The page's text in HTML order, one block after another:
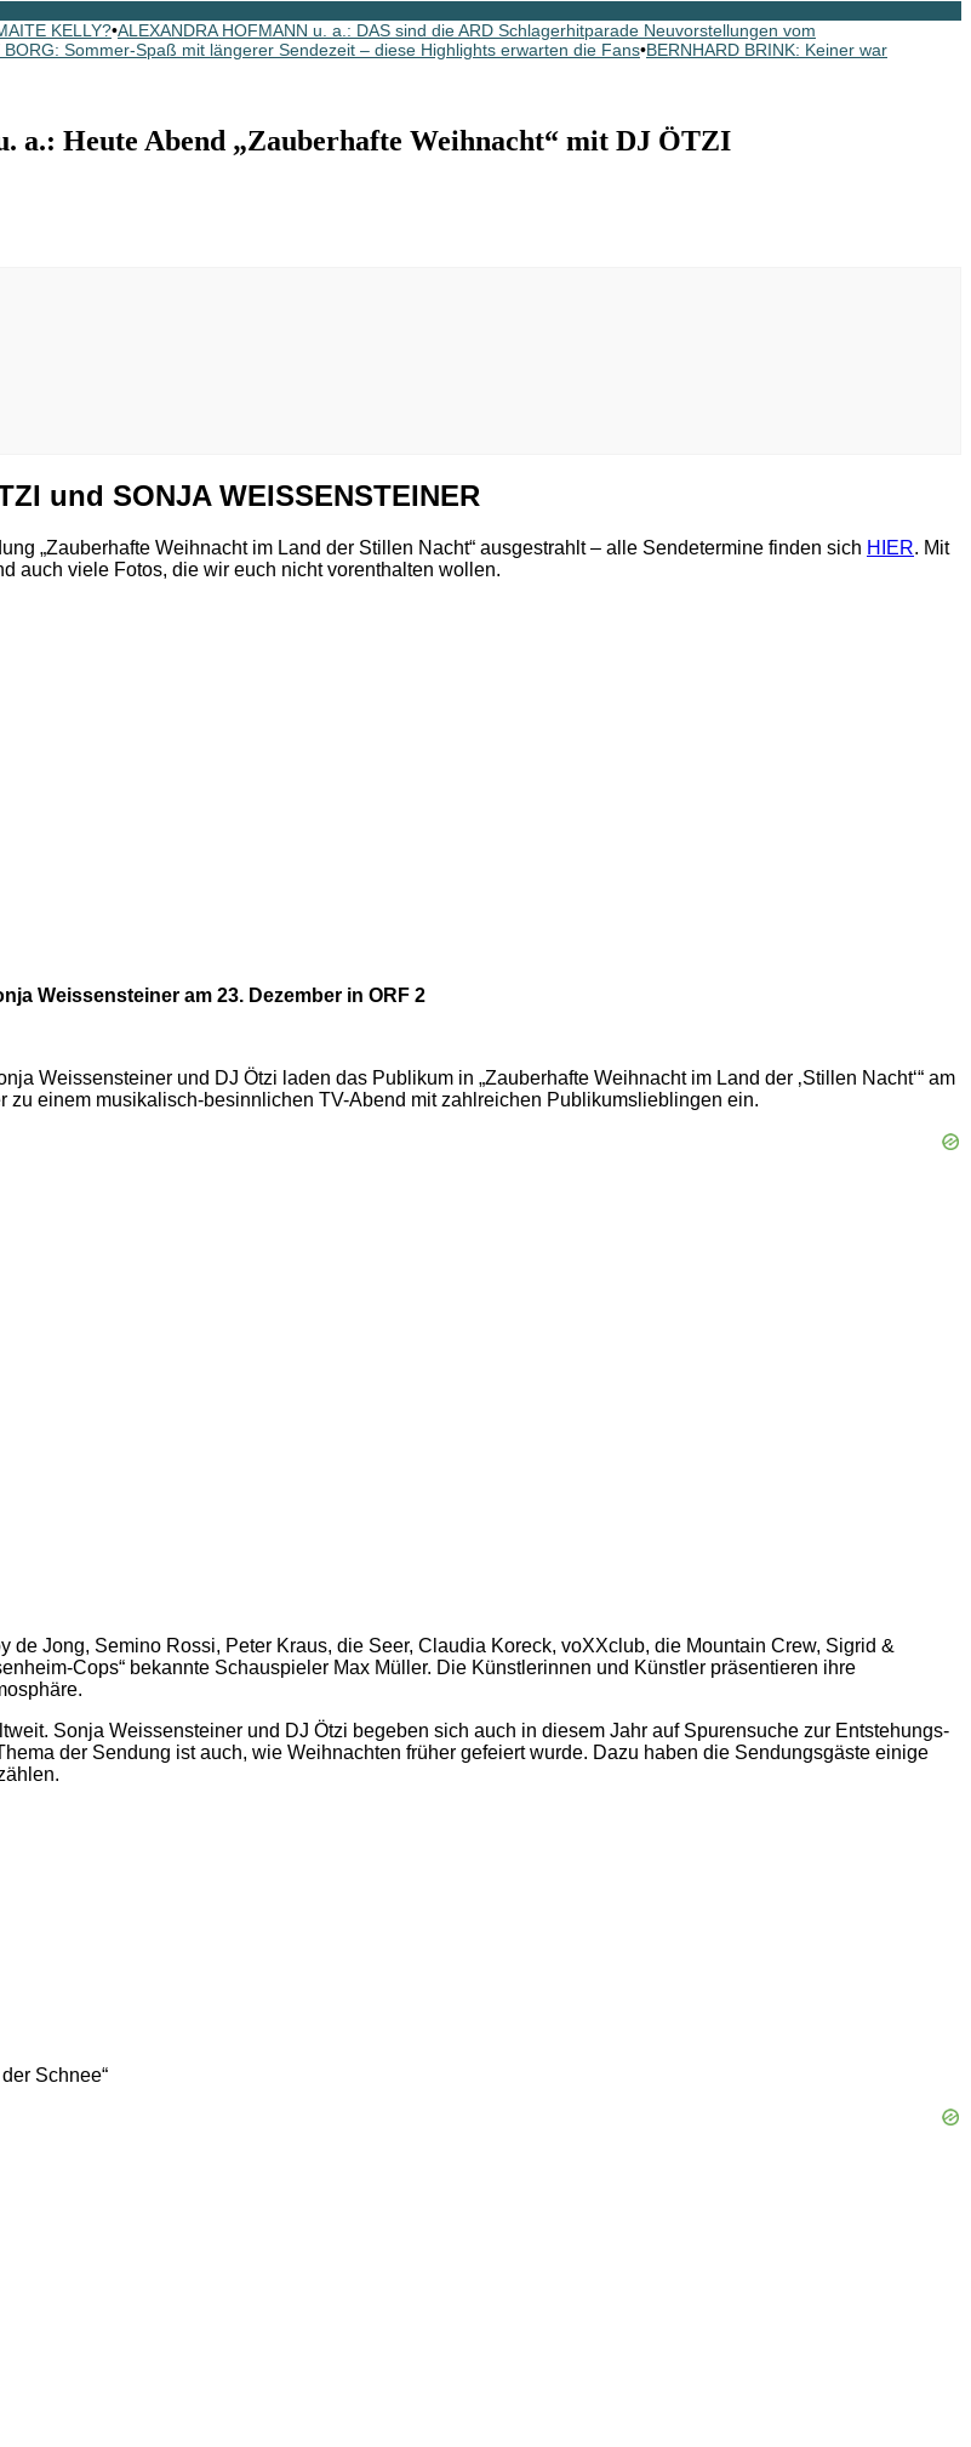
KELLY?•ALEXANDRA HOFMANN u. a.: DAS sind die ARD Schlagerhitparade Neuvorstellungen vom
BORG: Sommer-Spaß mit längerer Sendezeit – diese Highlights erwarten die Fans•BERNHARD BRINK: Keiner war
Heute Abend „Zauberhafte Weihnacht“ mit DJ ÖTZI
und SONJA WEISSENSTEINER
„Zauberhafte Weihnacht im Land der Stillen Nacht“ ausgestrahlt – alle Sendetermine finden sich HIER. Mit
auch viele Fotos, die wir euch nicht vorenthalten wollen.
Weissensteiner am 23. Dezember in ORF 2
Weissensteiner und DJ Ötzi laden das Publikum in „Zauberhafte Weihnacht im Land der ‚Stillen Nacht‘“ am
einem musikalisch-besinnlichen TV-Abend mit zahlreichen Publikumslieblingen ein.
Jong, Semino Rossi, Peter Kraus, die Seer, Claudia Koreck, voXXclub, die Mountain Crew, Sigrid &
Cops“ bekannte Schauspieler Max Müller. Die Künstlerinnen und Künstler präsentieren ihre
Sonja Weissensteiner und DJ Ötzi begeben sich auch in diesem Jahr auf Spurensuche zur Entstehungs-
der Sendung ist auch, wie Weihnachten früher gefeiert wurde. Dazu haben die Sendungsgäste einige
Schnee“